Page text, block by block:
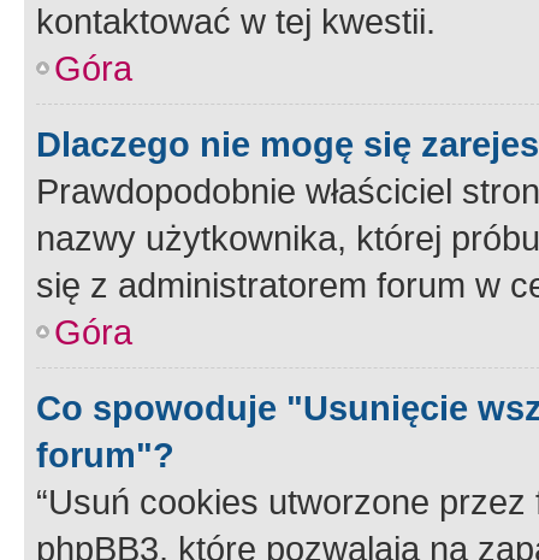
kontaktować w tej kwestii.
Góra
Dlaczego nie mogę się
Prawdopodobnie właściciel
nazwy użytkownika, której
się z administratorem forum w
Góra
Co spowoduje "Usunięcie
forum"?
“Usuń cookies utworzone
phpBB3, które pozwalają na